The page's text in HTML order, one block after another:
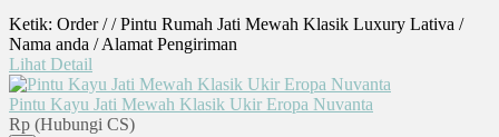
Ketik: Order / / Pintu Rumah Jati Mewah Klasik Luxury Lativa /
Nama anda / Alamat Pengiriman
Lihat Detail
Pintu Kayu Jati Mewah Klasik Ukir Eropa Nuvanta
Rp (Hubungi CS)